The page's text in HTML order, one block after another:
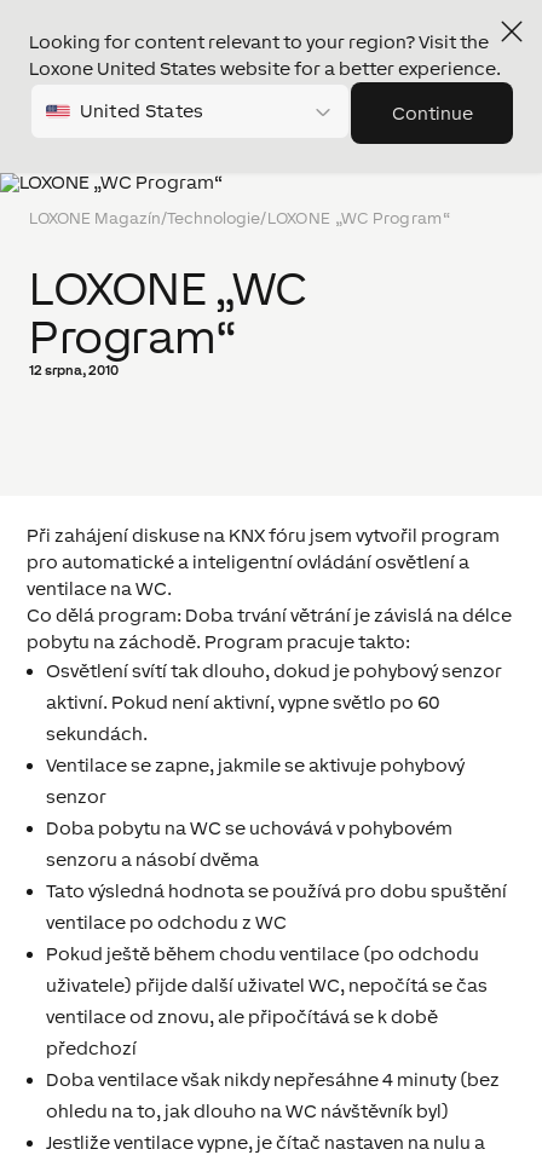
Looking for content relevant to your region? Visit the
Loxone United States website for a better experience.
United States Continue
LOXONE Magazín/Technologie/LOXONE „WC Program“
LOXONE „WC
Program“
12 srpna, 2010
Při zahájení diskuse na KNX fóru jsem vytvořil program
pro automatické a inteligentní ovládání osvětlení a
ventilace na WC.
Co dělá program: Doba trvání větrání je závislá na délce
pobytu na záchodě. Program pracuje takto:
Osvětlení svítí tak dlouho, dokud je pohybový senzor
aktivní. Pokud není aktivní, vypne světlo po 60
sekundách.
Ventilace se zapne, jakmile se aktivuje pohybový
senzor
Doba pobytu na WC se uchovává v pohybovém
senzoru a násobí dvěma
Tato výsledná hodnota se používá pro dobu spuštění
ventilace po odchodu z WC
Pokud ještě během chodu ventilace (po odchodu
uživatele) přijde další uživatel WC, nepočítá se čas
ventilace od znovu, ale připočítává se k době
předchozí
Doba ventilace však nikdy nepřesáhne 4 minuty (bez
ohledu na to, jak dlouho na WC návštěvník byl)
Jestliže ventilace vypne, je čítač nastaven na nulu a